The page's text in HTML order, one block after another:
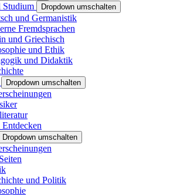
Studium Dropdown umschalten
und Germanistik
Fremdsprachen
und Griechisch
und Ethik
und Didaktik
Dropdown umschalten
Dropdown umschalten
und Politik